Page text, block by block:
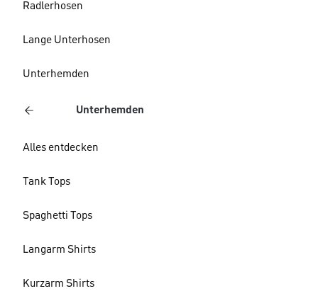
Radlerhosen
Lange Unterhosen
Unterhemden
Unterhemden
Alles entdecken
Tank Tops
Spaghetti Tops
Langarm Shirts
Kurzarm Shirts